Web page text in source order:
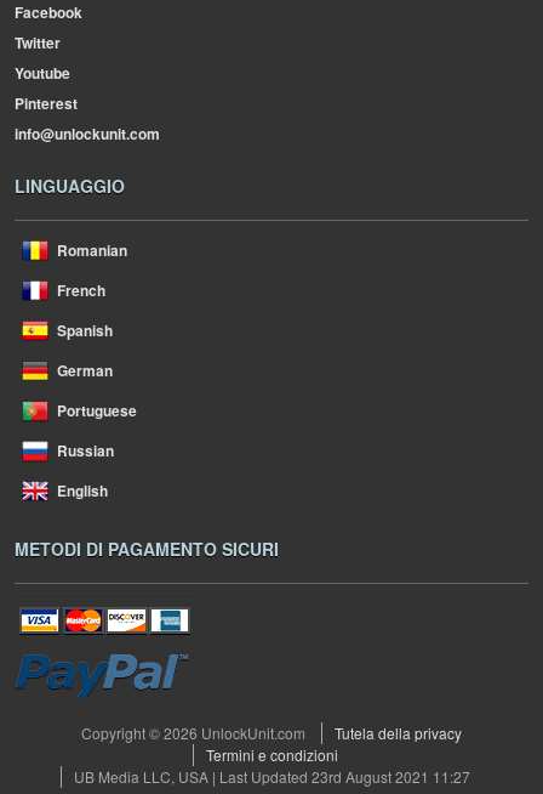
Facebook
Twitter
Youtube
Pinterest
info@unlockunit.com
LINGUAGGIO
Romanian
French
Spanish
German
Portuguese
Russian
English
METODI DI PAGAMENTO SICURI
Copyright © 2026 UnlockUnit.com
Tutela della privacy
Termini e condizioni
UB Media LLC, USA | Last Updated 23rd August 2021 11:27